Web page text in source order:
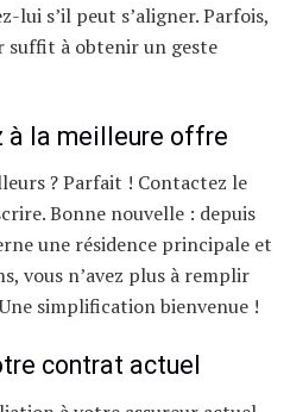
lui s’il peut s’aligner. Parfois,
suffit à obtenir un geste
à la meilleure offre
? Parfait ! Contactez le
Bonne nouvelle : depuis
une résidence principale et
vous n’avez plus à remplir
simplification bienvenue !
contrat actuel